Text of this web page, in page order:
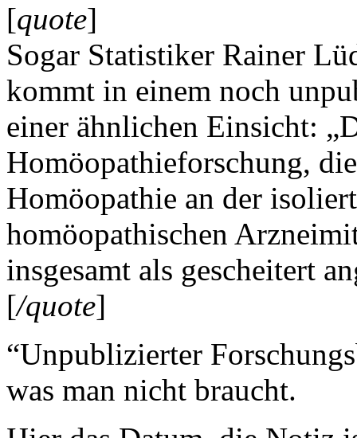
[quote]
Sogar Statistiker Rainer
kommt in einem noch
einer ähnlichen Einsicht:
Homöopathieforschung,
Homöopathie an der
homöopathischen
insgesamt als gescheitert
[/quote]
“Unpublizierter
was man nicht braucht.